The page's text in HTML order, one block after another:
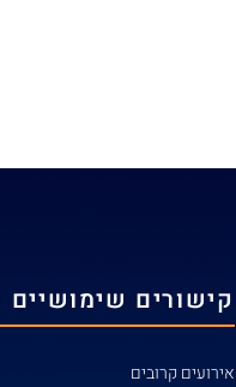
קישורים שימושיים
אירועים קרובים